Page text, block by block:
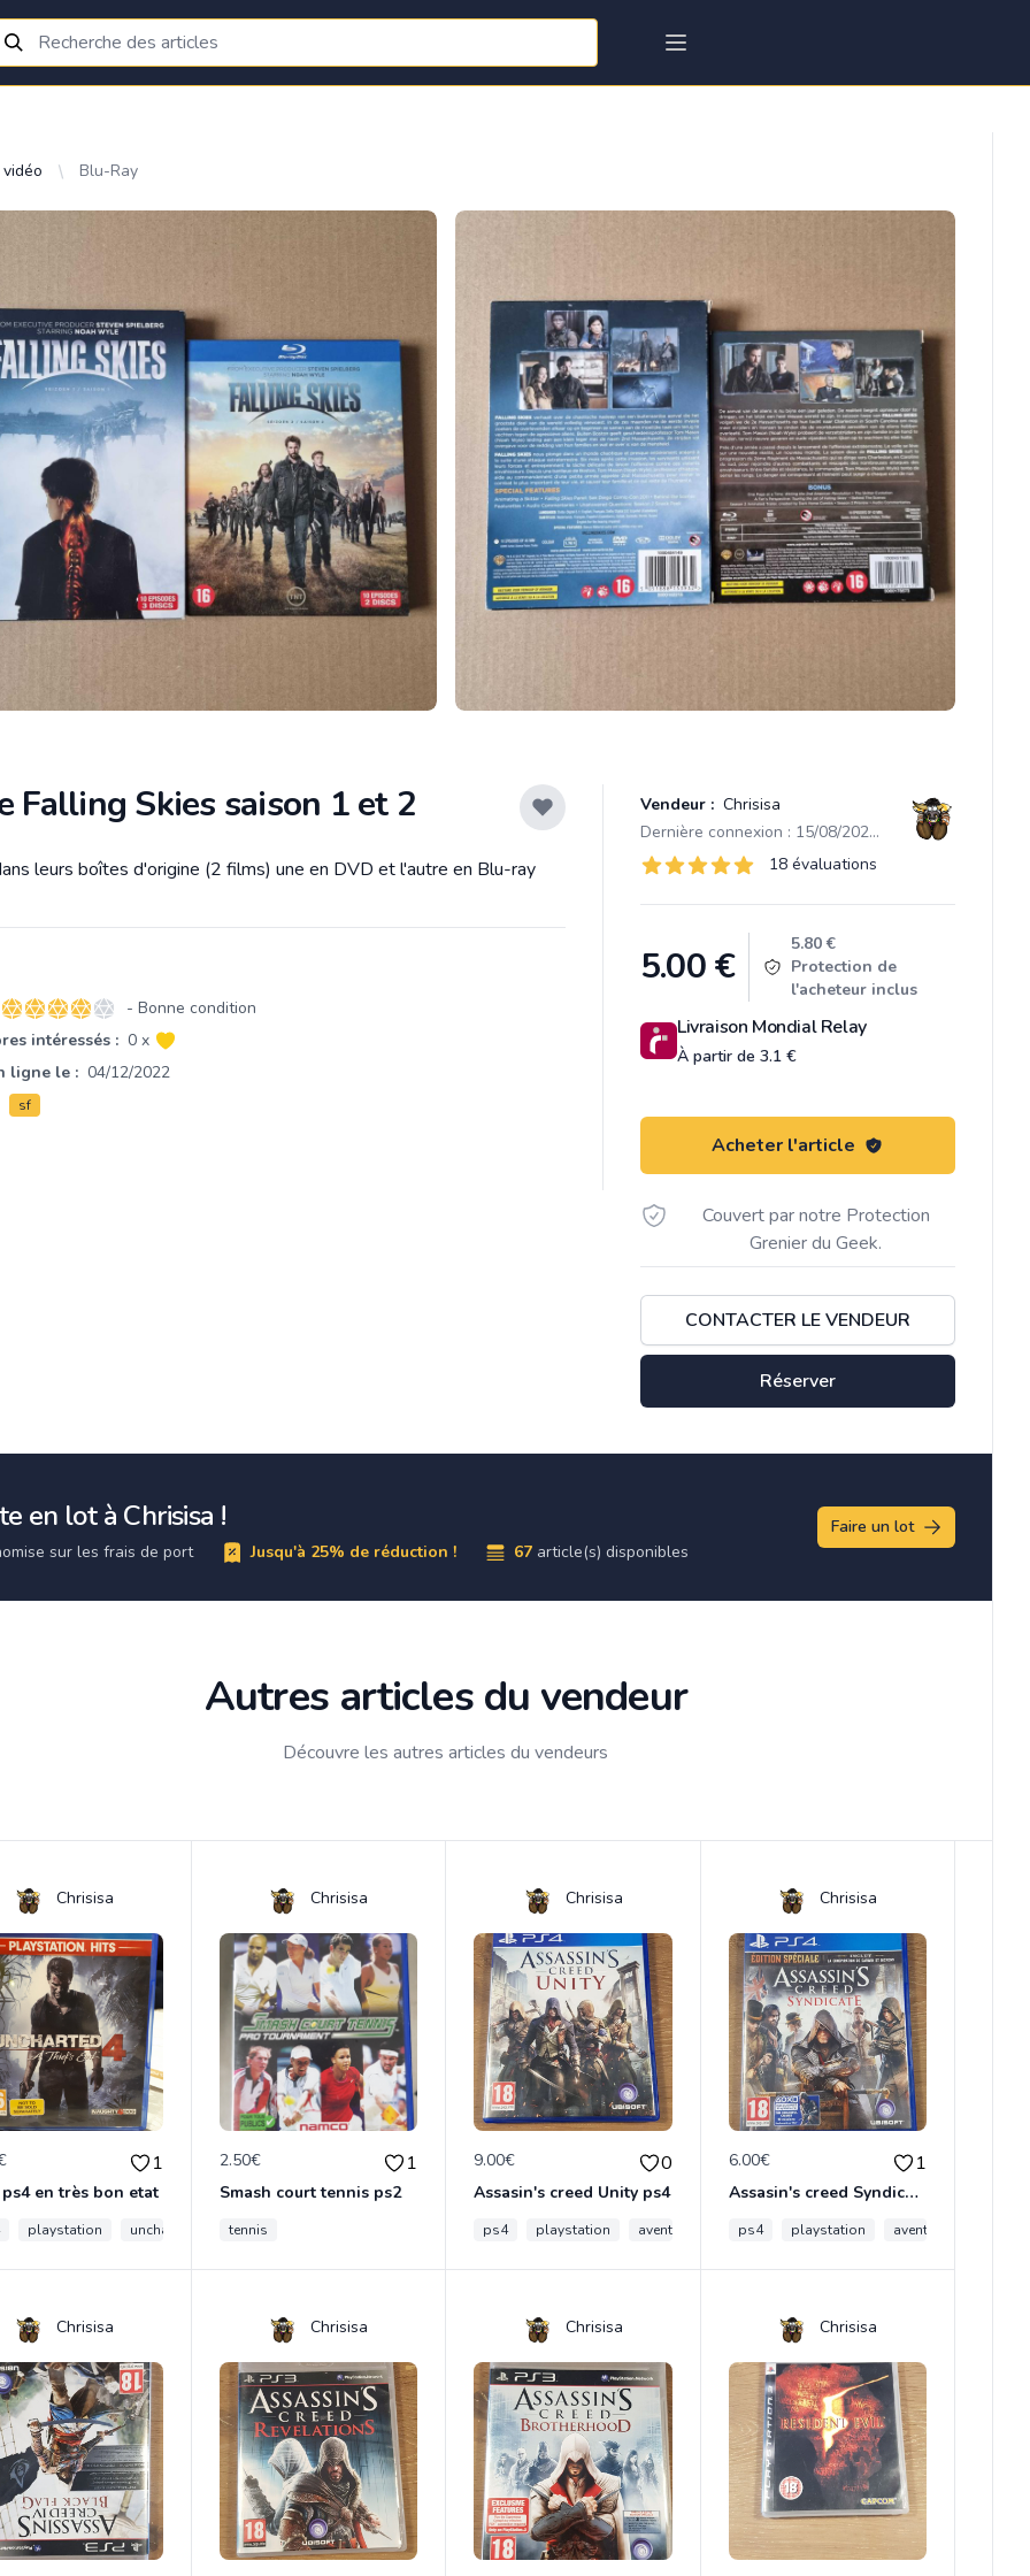
Blu-Ray
Falling Skies saison 1 et 2 Vendeur : Chrisisa
Dernière connexion : 15/08/2025 17:54
Évaluations
18 sur 5 étoiles 18 évaluations
Product information
5.00€
5.80 €
Protection de
l'acheteur inclus
Livraison Mondial Relay
À partir de 3.1 €
Acheter l'article
Couvert par notre Protection
Grenier du Geek.
CONTACTER LE VENDEUR
Réserver
leurs boîtes d'origine (2 films) une en DVD et l'autre en Blu-ray
4 sur 5 étoiles
- Bonne condition
intéressés : 0 x
ligne le : 04/12/2022
sf
en lot à Chrisisa !
sur les frais de port Jusqu'à 25% de réduction ! 67 article(s) disponibles
Faire un lot
Autres articles du vendeur
Découvre les autres articles du vendeurs
Chrisisa
1
en très bon etat
playstation uncharted aventure
Chrisisa
2.50€ 1
Smash court tennis ps2
tennis
Chrisisa
9.00€ 0
Assasin's creed Unity ps4
ps4 playstation aventure assassins creed assassin creed
Chrisisa
6.00€ 1
Assasin's creed Syndicate ps4
ps4 playstation aventure
Chrisisa Chrisisa Chrisisa Chrisisa